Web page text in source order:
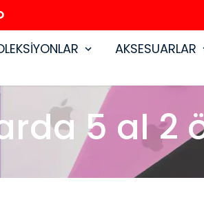
AKSESUARLAR
5 al 2